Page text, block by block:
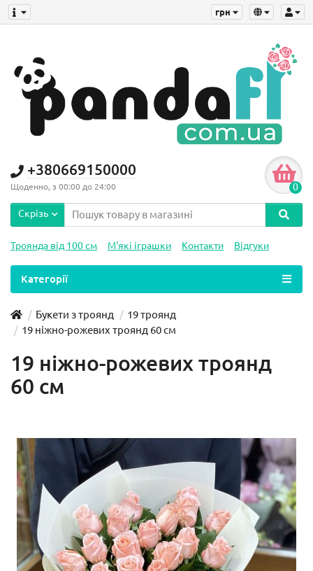
грн
+380669150000
Щоденно, з 00:00 до 24:00 0
Скрізь
Троянда від 100 см М'які іграшки Контакти Відгуки
Категорії
Букети з троянд
19 троянд
19 ніжно-рожевих троянд 60 см
19 ніжно-рожевих троянд
60 см